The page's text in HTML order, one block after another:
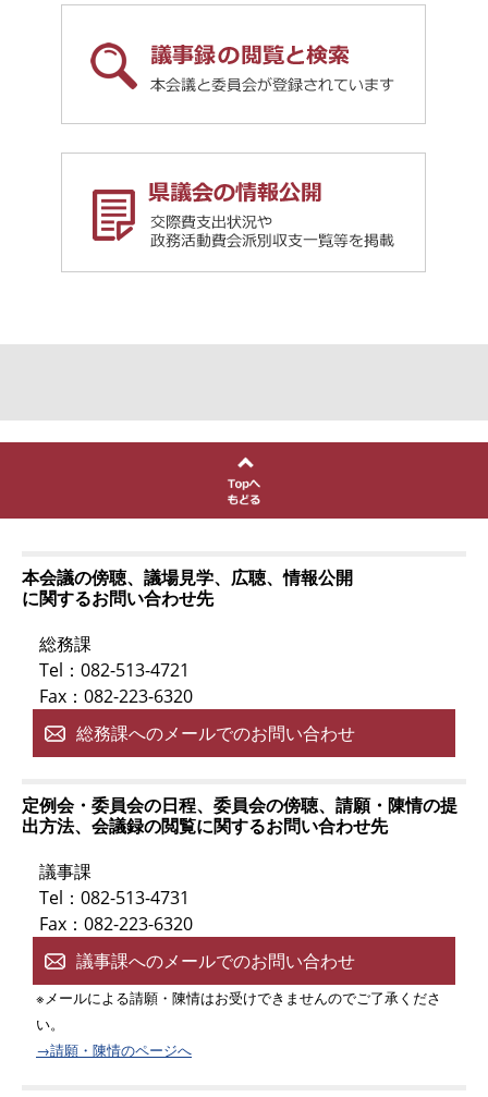
本会議の傍聴、議場見学、広聴、情報公開
に関するお問い合わせ先
総務課
Tel：082-513-4721
Fax：082-223-6320
総務課へのメールでのお問い合わせ
定例会・委員会の日程、委員会の傍聴、請願・陳情の提
出方法、会議録の閲覧に関するお問い合わせ先
議事課
Tel：082-513-4731
Fax：082-223-6320
議事課へのメールでのお問い合わせ
※メールによる請願・陳情はお受けできませんのでご了承くださ
い。
→請願・陳情のページへ